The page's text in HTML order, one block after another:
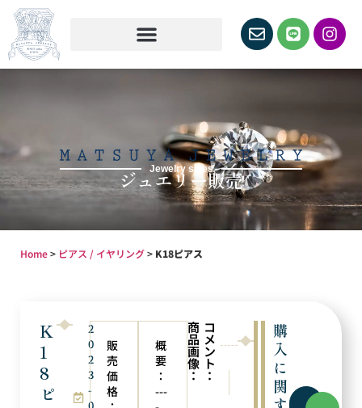
Jewelry sales
ジュエリー販売
Home> ピアス / イヤリング> K18ピアス
K
1
8
ピ
2
0
2
3
-
販
売
価
格
概
要
：
---
商
品
画
像
：
コ
メ
ン
ト
：
K18ピアス
K18WGルビー/ダイヤリング
購
入
に
関
す